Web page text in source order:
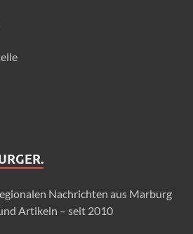
Nachrichten aus Marburg
Artikeln – seit 2010